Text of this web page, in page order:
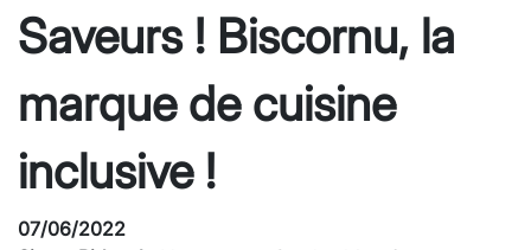
Saveurs ! Biscornu, la
marque de cuisine
inclusive !
07/06/2022